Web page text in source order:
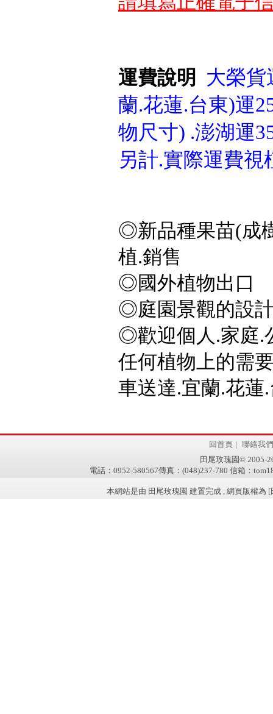
運費說明
大榮貨
蘭.花蓮.台東)運
物尺寸) .澎湖運
另計.實際運費
◎新品種果苗(成
植.銷售
◎國外植物出口
◎庭園景觀的設
◎歡迎個人.家庭.
任何植物上的需
車送達.宜蘭.花蓮
回首頁 | 聯絡我們
田尾玫瑰園© 2005-
電話：0952-580567傳真：(048)237-780 信箱：
本網站是由 田尾玫瑰園 建置完成 , 網頁版權為